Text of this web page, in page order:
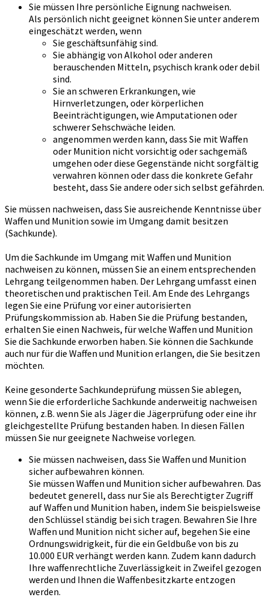
Sie müssen Ihre persönliche Eignung nachweisen.
Als persönlich nicht geeignet können Sie unter anderem
eingeschätzt werden, wenn
Sie geschäftsunfähig sind.
Sie abhängig von Alkohol oder anderen
berauschenden Mitteln, psychisch krank oder debil
sind.
Sie an schweren Erkrankungen, wie
Hirnverletzungen, oder körperlichen
Beeinträchtigungen, wie Amputationen oder
schwerer Sehschwäche leiden.
angenommen werden kann, dass Sie mit Waffen
oder Munition nicht vorsichtig oder sachgemäß
umgehen oder diese Gegenstände nicht sorgfältig
verwahren können oder dass die konkrete Gefahr
besteht, dass Sie andere oder sich selbst gefährden.
Sie müssen nachweisen, dass Sie ausreichende Kenntnisse über
Waffen und Munition sowie im Umgang damit besitzen
(Sachkunde).
Um die Sachkunde im Umgang mit Waffen und Munition
nachweisen zu können, müssen Sie an einem entsprechenden
Lehrgang teilgenommen haben. Der Lehrgang umfasst einen
theoretischen und praktischen Teil. Am Ende des Lehrgangs
legen Sie eine Prüfung vor einer autorisierten
Prüfungskommission ab. Haben Sie die Prüfung bestanden,
erhalten Sie einen Nachweis, für welche Waffen und Munition
Sie die Sachkunde erworben haben. Sie können die Sachkunde
auch nur für die Waffen und Munition erlangen, die Sie besitzen
möchten.
Keine gesonderte Sachkundeprüfung müssen Sie ablegen,
wenn Sie die erforderliche Sachkunde anderweitig nachweisen
können, z.B. wenn Sie als Jäger die Jägerprüfung oder eine ihr
gleichgestellte Prüfung bestanden haben. In diesen Fällen
müssen Sie nur geeignete Nachweise vorlegen.
Sie müssen nachweisen, dass Sie Waffen und Munition
sicher aufbewahren können.
Sie müssen Waffen und Munition sicher aufbewahren. Das
bedeutet generell, dass nur Sie als Berechtigter Zugriff
auf Waffen und Munition haben, indem Sie beispielsweise
den Schlüssel ständig bei sich tragen. Bewahren Sie Ihre
Waffen und Munition nicht sicher auf, begehen Sie eine
Ordnungswidrigkeit, für die ein Geldbuße von bis zu
10.000 EUR verhängt werden kann. Zudem kann dadurch
Ihre waffenrechtliche Zuverlässigkeit in Zweifel gezogen
werden und Ihnen die Waffenbesitzkarte entzogen
werden.